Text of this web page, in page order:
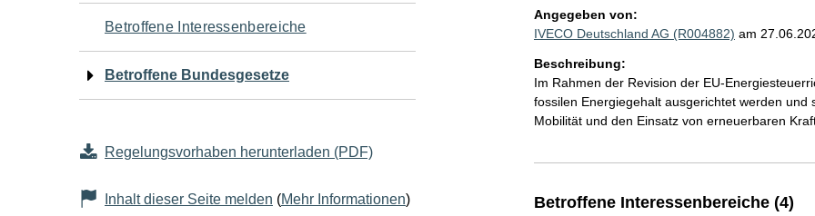
für
den
Seiteninhalt
Betroffene Interessenbereiche
Betroffene Bundesgesetze
Regelungsvorhaben herunterladen (PDF)
Inhalt dieser Seite melden (Mehr Informationen)
Angegeben von:
IVECO Deutschland AG (R004882) am
Beschreibung:
Im Rahmen der Revision der EU-
fossilen Energiegehalt ausgerichtet werden
Mobilität und den Einsatz von erneuerbaren
Betroffene Interessenbereiche (4)